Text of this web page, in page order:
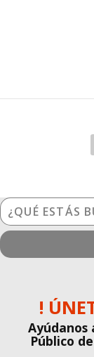
¿Qué
estás
buscando?
!
Ayúdanos
Público